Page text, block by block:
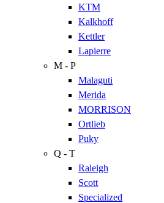
KTM
Kalkhoff
Kettler
Lapierre
M - P
Malaguti
Merida
MORRISON
Ortlieb
Puky
Q - T
Raleigh
Scott
Specialized